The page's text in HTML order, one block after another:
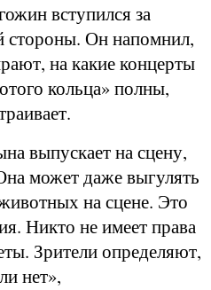
вступился за
стороны. Он напомнил,
на какие концерты
кольца» полны,
выпускает на сцену,
может даже выгулять
на сцене. Это
Никто не имеет права
Зрители определяют,
нет»,